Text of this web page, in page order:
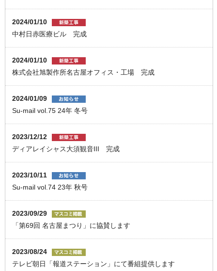
2024/01/10
中村日赤医療ビル 完成
2024/01/10
株式会社旭製作所名古屋オフィス・工場 完成
2024/01/09
Su-mail vol.75 24年 冬号
2023/12/12
ディアレイシャス⼤須観⾳III 完成
2023/10/11
Su-mail vol.74 23年 秋号
2023/09/29
「第69回 名古屋まつり」に協賛します
2023/08/24
テレビ朝日「報道ステーション」にて番組提供します